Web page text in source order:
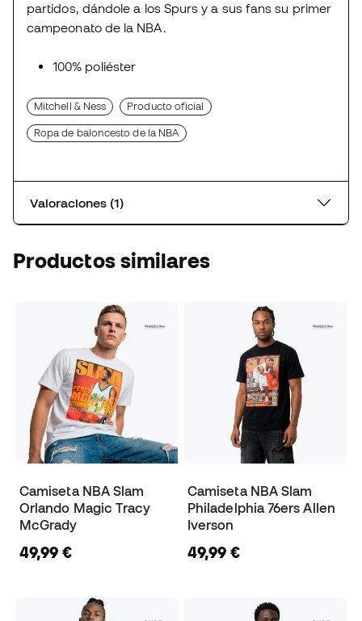
partidos, dándole a los Spurs y a sus fans su primer
campeonato de la NBA.
100% poliéster
Mitchell & Ness Producto oficial
Ropa de baloncesto de la NBA
Valoraciones (1)
Productos similares
Camiseta NBA Slam
Orlando Magic Tracy
McGrady
49,99 €
Camiseta NBA Slam
Philadelphia 76ers Allen
Iverson
49,99 €